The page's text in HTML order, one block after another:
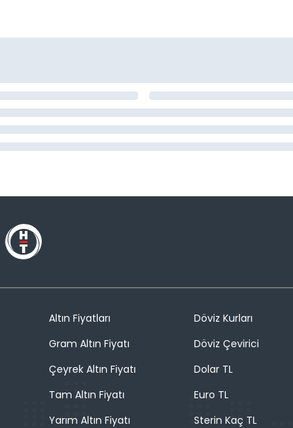
Altın Fiyatları
Gram Altın Fiyatı
Çeyrek Altın Fiyatı
Tam Altın Fiyatı
Yarım Altın Fiyatı
Döviz Kurları
Döviz Çevirici
Dolar TL
Euro TL
Sterin Kaç TL